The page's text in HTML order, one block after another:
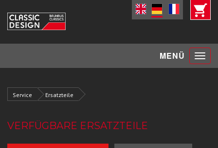
MENÜ Toggle
Service Ersatzteile
VERFÜGBARE ERSATZTEILE